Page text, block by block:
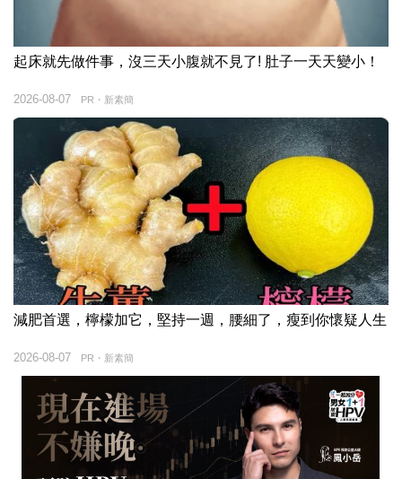
起床就先做件事，沒三天小腹就不見了! 肚子一天天變小！
PR・新素簡
2026-08-07
減肥首選，檸檬加它，堅持一週，腰細了，瘦到你懷疑人生
PR・新素簡
2026-08-07